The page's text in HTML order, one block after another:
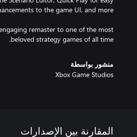
remaster to one of the most
beloved strategy games of all time.
منشور بواسطة
Xbox Game Studios
المقارنة بين الإصدارات